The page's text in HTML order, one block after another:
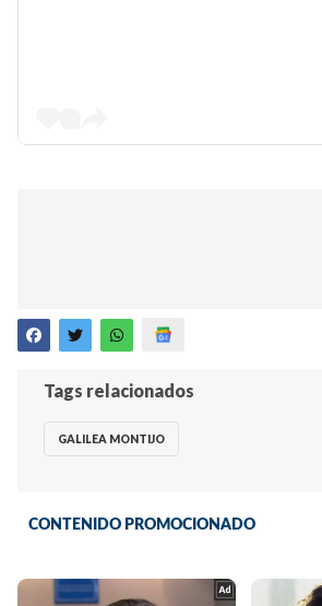
Tags relacionados
GALILEA MONTIJO